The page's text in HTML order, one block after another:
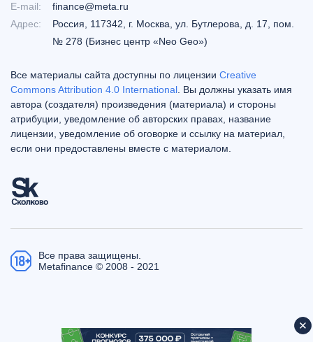
E-mail:
finance@meta.ru
Адрес:
Россия, 117342, г. Москва, ул. Бутлерова, д. 17, пом.
№ 278 (Бизнес центр «Neo Geo»)
Все материалы сайта доступны по лицензии Creative
Commons Attribution 4.0 International. Вы должны указать имя
автора (создателя) произведения (материала) и стороны
атрибуции, уведомление об авторских правах, название
лицензии, уведомление об оговорке и ссылку на материал,
если они предоставлены вместе с материалом.
Все права защищены.
Metafinance © 2008 - 2021